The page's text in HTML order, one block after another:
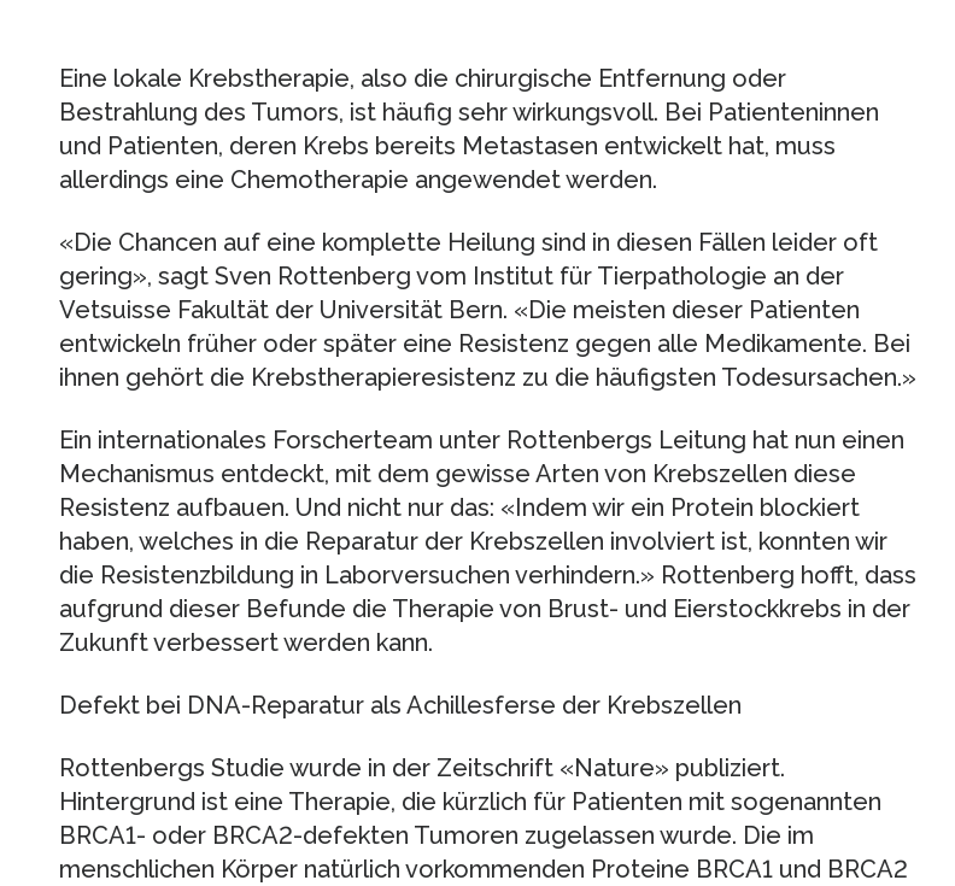
Eine lokale Krebstherapie, also die chirurgische Entfernung oder
Bestrahlung des Tumors, ist häufig sehr wirkungsvoll. Bei Patienteninnen
und Patienten, deren Krebs bereits Metastasen entwickelt hat, muss
allerdings eine Chemotherapie angewendet werden.
«Die Chancen auf eine komplette Heilung sind in diesen Fällen leider oft
gering», sagt Sven Rottenberg vom Institut für Tierpathologie an der
Vetsuisse Fakultät der Universität Bern. «Die meisten dieser Patienten
entwickeln früher oder später eine Resistenz gegen alle Medikamente. Bei
ihnen gehört die Krebstherapieresistenz zu die häufigsten Todesursachen.»
Ein internationales Forscherteam unter Rottenbergs Leitung hat nun einen
Mechanismus entdeckt, mit dem gewisse Arten von Krebszellen diese
Resistenz aufbauen. Und nicht nur das: «Indem wir ein Protein blockiert
haben, welches in die Reparatur der Krebszellen involviert ist, konnten wir
die Resistenzbildung in Laborversuchen verhindern.» Rottenberg hofft, dass
aufgrund dieser Befunde die Therapie von Brust- und Eierstockkrebs in der
Zukunft verbessert werden kann.
Defekt bei DNA-Reparatur als Achillesferse der Krebszellen
Rottenbergs Studie wurde in der Zeitschrift «Nature» publiziert.
Hintergrund ist eine Therapie, die kürzlich für Patienten mit sogenannten
BRCA1- oder BRCA2-defekten Tumoren zugelassen wurde. Die im
menschlichen Körper natürlich vorkommenden Proteine BRCA1 und BRCA2